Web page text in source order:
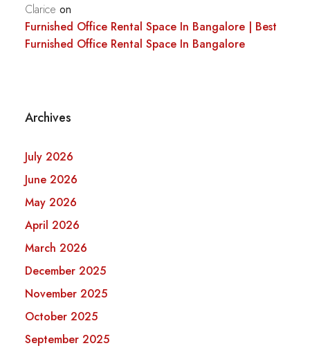
Clarice on
Furnished Office Rental Space In Bangalore | Best
Furnished Office Rental Space In Bangalore
Archives
July 2026
June 2026
May 2026
April 2026
March 2026
December 2025
November 2025
October 2025
September 2025